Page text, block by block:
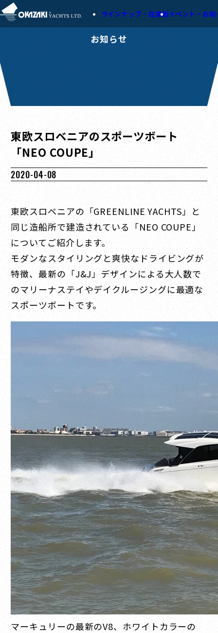
ラインナップ・在庫艇イベント・お知
お知らせ
東欧スロベニアのスポーツボート
「NEO COUPE」
2020-04-08
東欧スロベニアの「GREENLINE YACHTS」と
同じ造船所で建造されている「NEO COUPE」
についてご紹介します。
モダンなスタイリングと爽快なドライビングが
特徴、最新の「J&J」デザインによる大人数で
のマリーナステイやデイクルージングに最適な
スポーツボートです。
マーキュリーの最新のV8、ホワイトカラーの